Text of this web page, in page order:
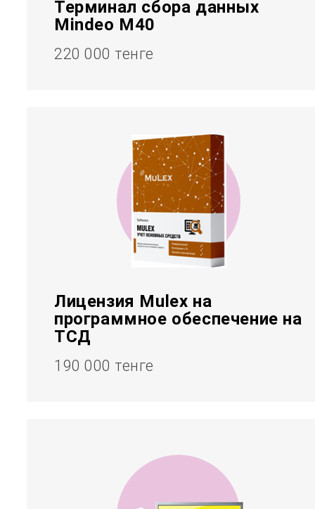
Терминал сбора данных
Mindeo M40
220 000 тенге
Лицензия Mulex на
программное обеспечение на
ТСД
190 000 тенге